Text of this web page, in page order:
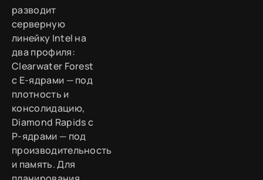
разводит
серверную
линейку Intel на
два профиля:
Clearwater Forest
с E-ядрами — под
плотность и
консолидацию,
Diamond Rapids с
P-ядрами — под
производительность
и память. Для